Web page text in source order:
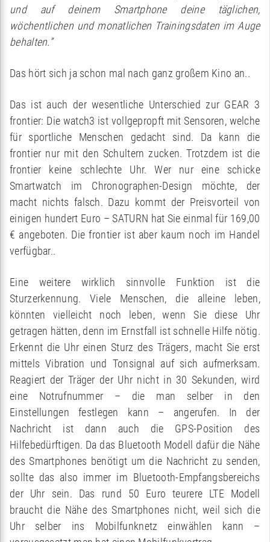
und auf deinem Smartphone deine täglichen,
wöchentlichen und monatlichen Trainingsdaten im Auge
behalten.”
Das hört sich ja schon mal nach ganz großem Kino an..
Das ist auch der wesentliche Unterschied zur GEAR 3
frontier: Die watch3 ist vollgepropft mit Sensoren, welche
für sportliche Menschen gedacht sind. Da kann die
frontier nur mit den Schultern zucken. Trotzdem ist die
frontier keine schlechte Uhr. Wer nur eine schicke
Smartwatch im Chronographen-Design möchte, der
macht nichts falsch. Dazu kommt der Preisvorteil von
einigen hundert Euro – SATURN hat Sie einmal für 169,00
€ angeboten. Die frontier ist aber kaum noch im Handel
verfügbar..
Eine weitere wirklich sinnvolle Funktion ist die
Sturzerkennung. Viele Menschen, die alleine leben,
könnten vielleicht noch leben, wenn Sie diese Uhr
getragen hätten, denn im Ernstfall ist schnelle Hilfe nötig.
Erkennt die Uhr einen Sturz des Trägers, macht Sie erst
mittels Vibration und Tonsignal auf sich aufmerksam.
Reagiert der Träger der Uhr nicht in 30 Sekunden, wird
eine Notrufnummer – die man selber in den
Einstellungen festlegen kann – angerufen. In der
Nachricht ist dann auch die GPS-Position des
Hilfebedürftigen. Da das Bluetooth Modell dafür die Nähe
des Smartphones benötigt um die Nachricht zu senden,
sollte das also immer im Bluetooth-Empfangsbereichs
der Uhr sein. Das rund 50 Euro teurere LTE Modell
braucht die Nähe des Smartphones nicht, weil sich die
Uhr selber ins Mobilfunknetz einwählen kann –